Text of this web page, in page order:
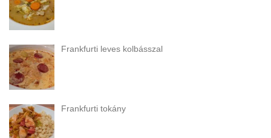
Frankfurti leves kolbásszal
Frankfurti tokány